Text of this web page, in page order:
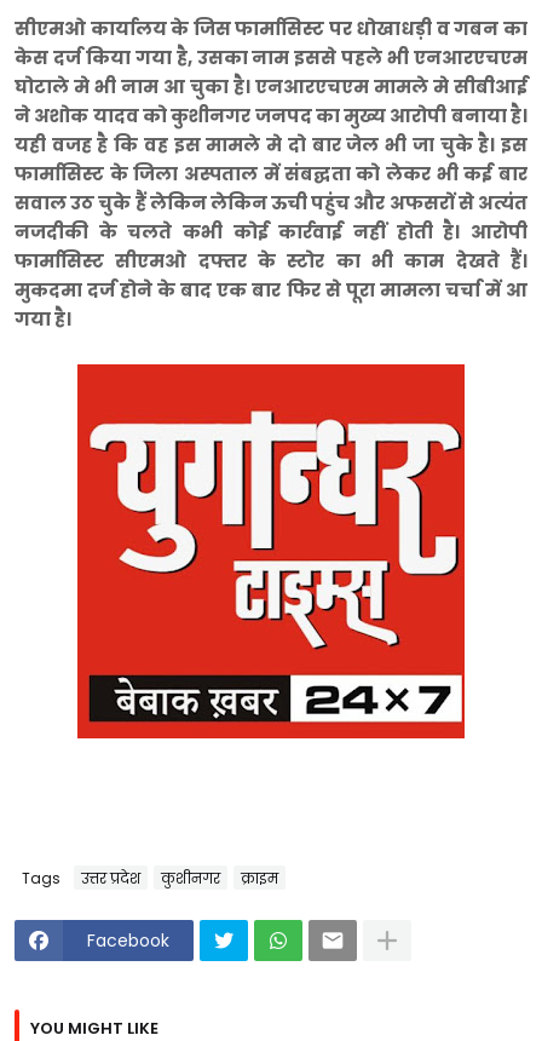
सीएमओ कार्यालय के जिस फार्मासिस्ट पर धोखाधड़ी व गबन का
केस दर्ज किया गया है, उसका नाम इससे पहले भी एनआरएचएम
घोटाले मे भी नाम आ चुका है। एनआरएचएम मामले मे सीबीआई
ने अशोक यादव को कुशीनगर जनपद का मुख्य आरोपी बनाया है।
यही वजह है कि वह इस मामले मे दो बार जेल भी जा चुके है। इस
फार्मासिस्ट के जिला अस्पताल में संबद्घता को लेकर भी कई बार
सवाल उठ चुके हैं लेकिन लेकिन ऊची पहुंच और अफसरों से अत्यंत
नजदीकी के चलते कभी कोई कार्रवाई नहीं होती है। आरोपी
फार्मासिस्ट सीएमओ दफ्तर के स्टोर का भी काम देखते हैं।
मुकदमा दर्ज होने के बाद एक बार फिर से पूरा मामला चर्चा में आ
गया है।
Tags उत्तर प्रदेश कुशीनगर क्राइम
Facebook
YOU MIGHT LIKE